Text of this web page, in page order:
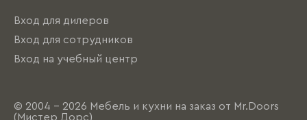
Вход для дилеров
Вход для сотрудников
Вход на учебный центр
© 2004 - 2026 Мебель и кухни на заказ от Mr.Doors
(Мистер Дорс)